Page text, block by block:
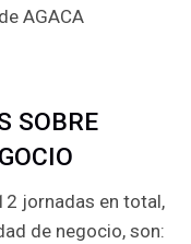
AGACA
SOBRE
jornadas en total,
de negocio, son: